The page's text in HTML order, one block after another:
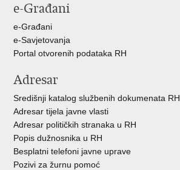
Facebooku
X-
e-Građani
e-Građani
e-Savjetovanja
Portal otvorenih podataka RH
Adresar
Središnji katalog službenih dokumenata RH
Adresar tijela javne vlasti
Adresar političkih stranaka u RH
Popis dužnosnika u RH
Besplatni telefoni javne uprave
Pozivi za žurnu pomoć